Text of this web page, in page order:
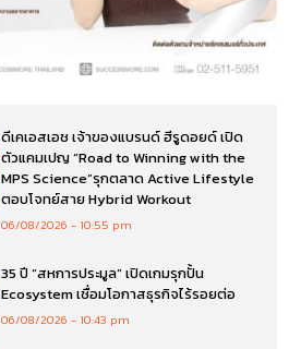
ดีเคเอสเอช เจ้าของแบรนด์ ฮีรูดอยด์ เปิด
ตัวแคมเปญ “Road to Winning with the
MPS Science”รุกตลาด Active Lifestyle
ตอบโจทย์สาย Hybrid Workout
06/08/2026 10:55 pm
35 ปี “สหการประมูล” เปิดเกมรุกปั้น
Ecosystem เชื่อมโอกาสธุรกิจไร้รอยต่อ
06/08/2026 10:43 pm